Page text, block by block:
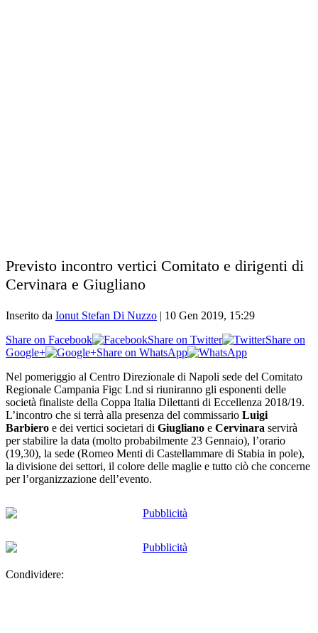
Previsto incontro vertici Comitato e dirigenti di
Cervinara e Giugliano
Inserito da Ionut Stefan Di Nuzzo | 10 Gen 2019, 15:29
Share on Facebook
Share on Twitter
Share on
Google+
Share on WhatsApp
Nel pomeriggio al Centro Direzionale di Napoli sede del Comitato
Regionale Campania Figc Lnd si riuniranno gli esponenti delle
società finaliste della Coppa Italia Dilettanti di Eccellenza 2018/19.
L’incontro che si terrà alla presenza del commissario Luigi
Barbiero e dei vertici societari di Giugliano e Cervinara servirà
per stabilire la data (molto probabilmente 23 Gennaio), l’orario
(19,30), la sede (Romeo Menti di Castellammare di Stabia in pole),
la divisione dei settori, il colore delle maglie e tutto ciò che concerne
per l’organizzazione dell’evento.
Condividere: